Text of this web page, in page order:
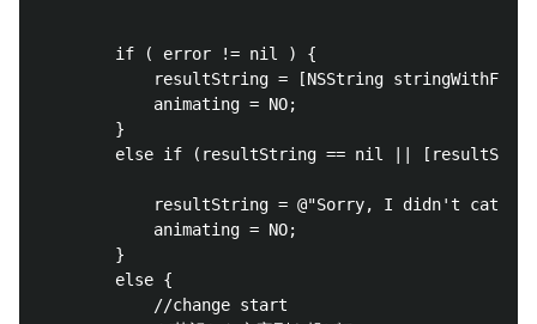
        if ( error != nil ) {
resultString = [NSString
            animating = NO;
        }
else if (resultString == nil ||
resultString = @"Sorry, I didn't catch
            animating = NO;
        }
        else {
            //change start